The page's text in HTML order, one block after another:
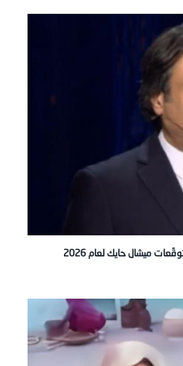
ميشال حايك لعام 2026